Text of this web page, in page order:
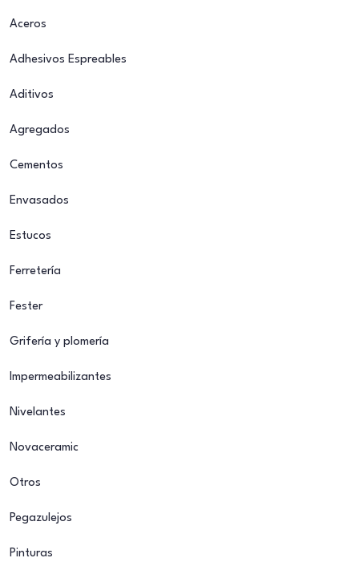
Aceros
Adhesivos Espreables
Aditivos
Agregados
Cementos
Envasados
Estucos
Ferretería
Fester
Grifería y plomería
Impermeabilizantes
Nivelantes
Novaceramic
Otros
Pegazulejos
Pinturas